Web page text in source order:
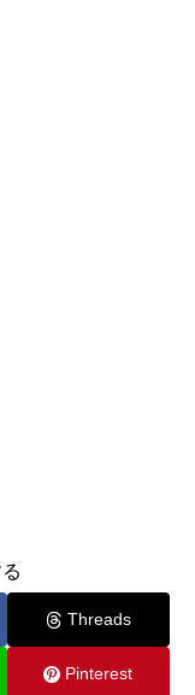
Threads
Pinterest